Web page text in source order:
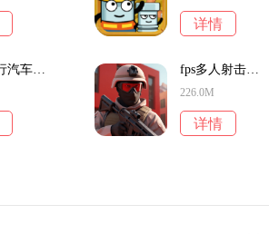
详情
长途旅行汽车旅行游戏
226.0M
详情